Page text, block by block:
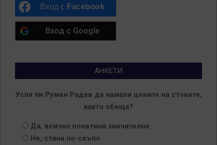
Вход с Facebook
Вход с Google
АНКЕТИ
Успя ли Румен Радев да намали цените на стоките,
както обеща?
Да, всичко поевтиня значително
Не, стана по-скъпо